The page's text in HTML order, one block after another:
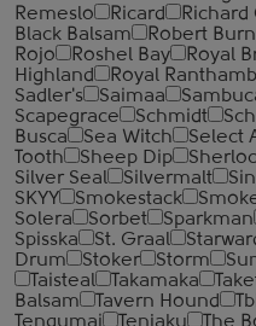
Remeslo
Ricard
Black Balsam
Robert
Rojo
Roshel Bay Royal
Highland
Royal
Sadler's
Saimaa
Scapegrace
Schmidt
Busca
Sea Witch Select
Tooth
Sheep Dip
Silver Seal
Silvermalt
SKYY
Smokestack
Solera
Sorbet Sparkman
Spisska
St. Graal
Drum
Stoker Storm
Taisteal
Takamaka
Balsam
Tavern Hound